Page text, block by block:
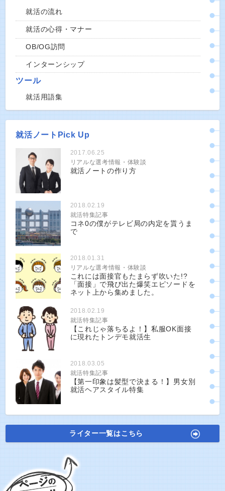
就活の流れ
就活の心得・マナー
OB/OG訪問
インターンシップ
ツール
就活用語集
就活ノートPick Up
2017.06.25
リアルな選考情報・体験談
就活ノートの作り方
2018.02.19
就活特集記事
コネ0の僕がテレビ局の内定を貰うま
で
2018.01.31
リアルな選考情報・体験談
これには面接官もたまらず吹いた!?
「面接」で飛び出た爆笑エピソードを
ネット上から集めました。
2018.02.19
就活特集記事
【これじゃ落ちるよ！】私服OK面接
に現れたトンデモ就活生
2018.03.05
就活特集記事
【第一印象は髪型で決まる！】男女別
就活ヘアスタイル特集
ライター一覧はこちら